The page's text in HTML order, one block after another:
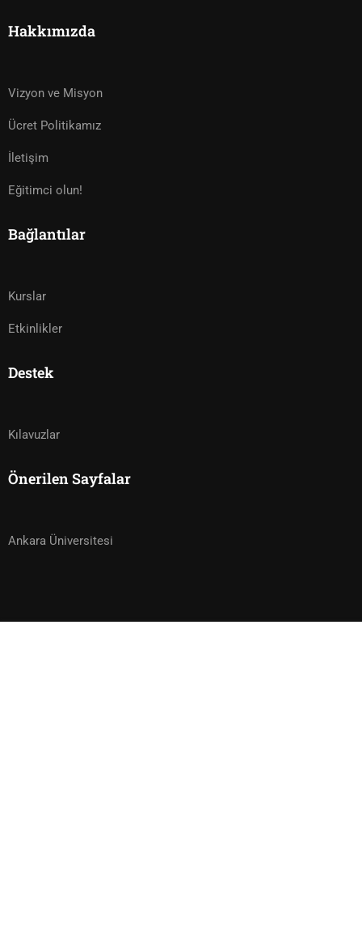
Hakkımızda
Vizyon ve Misyon
Ücret Politikamız
İletişim
Eğitimci olun!
Bağlantılar
Kurslar
Etkinlikler
Destek
Kılavuzlar
Önerilen Sayfalar
Ankara Üniversitesi